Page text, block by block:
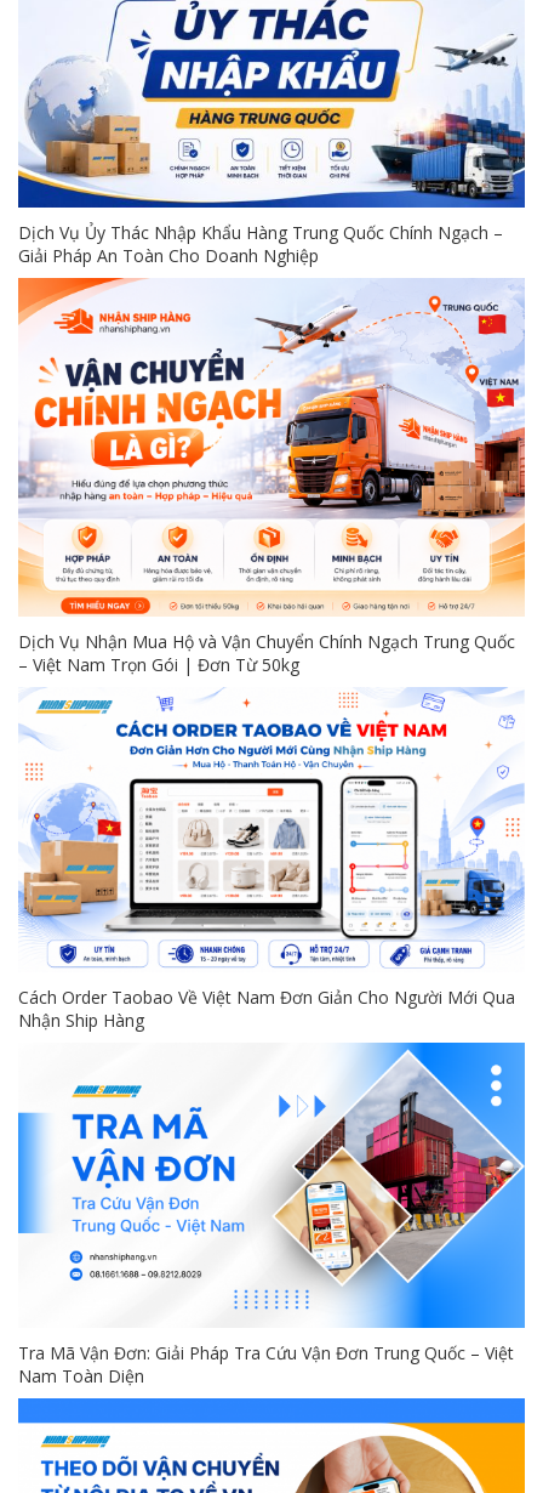
Dịch Vụ Ủy Thác Nhập Khẩu Hàng Trung Quốc Chính Ngạch –
Giải Pháp An Toàn Cho Doanh Nghiệp
Dịch Vụ Nhận Mua Hộ và Vận Chuyển Chính Ngạch Trung Quốc
– Việt Nam Trọn Gói | Đơn Từ 50kg
Cách Order Taobao Về Việt Nam Đơn Giản Cho Người Mới Qua
Nhận Ship Hàng
Tra Mã Vận Đơn: Giải Pháp Tra Cứu Vận Đơn Trung Quốc – Việt
Nam Toàn Diện